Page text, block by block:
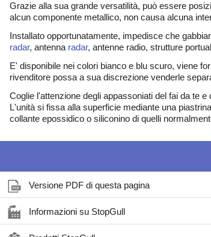
Grazie alla sua grande versatilità, può essere
alcun componente metallico, non causa alcuna
Installato opportunatamente, impedisce che
radar, antenna radar, antenne radio, strutture
E' disponibile nei colori bianco e blu scuro, viene
rivenditore possa a sua discrezione venderle
Coglie l'attenzione degli appassoniati del fai da te
L'unità si fissa alla superficie mediante una
collante epossidico o siliconino di quelli
Versione PDF di questa pagina
Informazioni su StopGull